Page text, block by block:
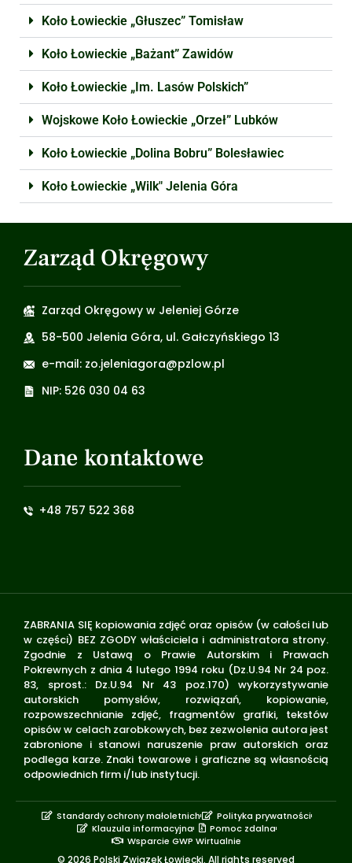
Koło Łowieckie „Głuszec” Tomisław
Koło Łowieckie „Bażant” Zawidów
Koło Łowieckie „Im. Lasów Polskich”
Wojskowe Koło Łowieckie „Orzeł” Lubków
Koło Łowieckie „Dolina Bobru” Bolesławiec
Koło Łowieckie „Wilk" Jelenia Góra
Zarząd Okręgowy
Zarząd Okręgowy w Jeleniej Górze
58-500 Jelenia Góra, ul. Gałczyńskiego 13
e-mail: zo.jeleniagora@pzlow.pl
NIP: 526 030 04 63
Dane kontaktowe
+48 757 522 368
ZABRANIA SIĘ kopiowania zdjęć oraz opisów (w całości lub
w części) BEZ ZGODY właściciela i administratora strony.
Zgodnie z Ustawą o Prawie Autorskim i Prawach
Pokrewnych z dnia 4 lutego 1994 roku (Dz.U.94 Nr 24 poz.
83, sprost.: Dz.U.94 Nr 43 poz.170) wykorzystywanie
autorskich pomysłów, rozwiązań, kopiowanie,
rozpowszechnianie zdjęć, fragmentów grafiki, tekstów
opisów w celach zarobkowych, bez zezwolenia autora jest
zabronione i stanowi naruszenie praw autorskich oraz
podlega karze. Znaki towarowe i graficzne są własnością
odpowiednich firm i/lub instytucji.
© 2026 Polski Związek Łowiecki. All rights reserved
Standardy ochrony małoletnich
Polityka prywatności
Klauzula informacyjna
Pomoc zdalna
Wsparcie GWP Wirtualnie